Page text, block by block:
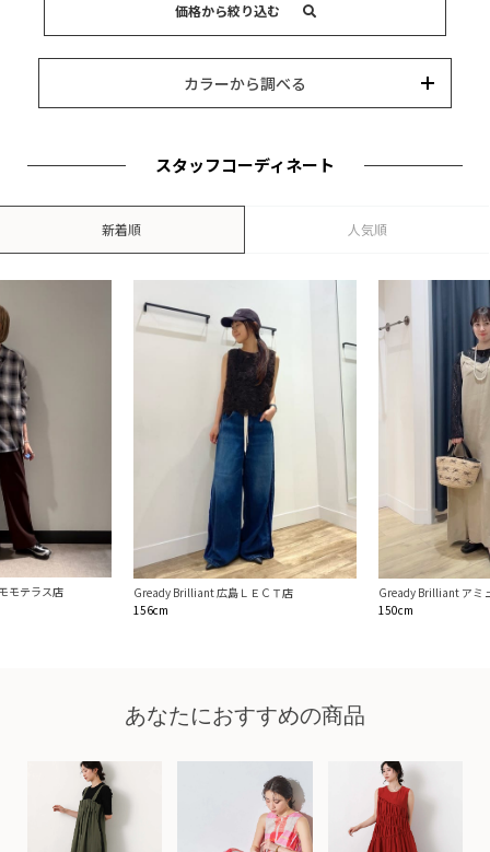
ブランド
価格から絞り込む
カラーから調べる
スタッフコーディネート
新着順 人気順
モテラス店
Gready Brilliant 広島ＬＥＣＴ店
156cm
Gready Brilliant アミ
150cm
あなたにおすすめの商品